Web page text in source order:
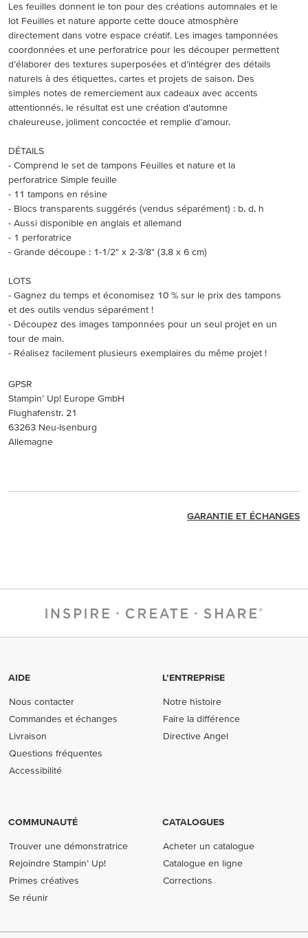
Les feuilles donnent le ton pour des créations automnales et le
lot Feuilles et nature apporte cette douce atmosphère
directement dans votre espace créatif. Les images tamponnées
coordonnées et une perforatrice pour les découper permettent
d’élaborer des textures superposées et d’intégrer des détails
naturels à des étiquettes, cartes et projets de saison. Des
simples notes de remerciement aux cadeaux avec accents
attentionnés, le résultat est une création d’automne
chaleureuse, joliment concoctée et remplie d’amour.
DÉTAILS
- Comprend le set de tampons Feuilles et nature et la
perforatrice Simple feuille
- 11 tampons en résine
- Blocs transparents suggérés (vendus séparément) : b, d, h
- Aussi disponible en anglais et allemand
- 1 perforatrice
- Grande découpe : 1-1/2" x 2-3/8" (3,8 x 6 cm)
LOTS
- Gagnez du temps et économisez 10 % sur le prix des tampons
et des outils vendus séparément !
- Découpez des images tamponnées pour un seul projet en un
tour de main.
- Réalisez facilement plusieurs exemplaires du même projet !
GPSR
Stampin’ Up! Europe GmbH
Flughafenstr. 21
63263 Neu-Isenburg
Allemagne
GARANTIE ET ÉCHANGES
AIDE
Nous contacter
Commandes et échanges
Livraison
Questions fréquentes
Accessibilité
L’ENTREPRISE
Notre histoire
Faire la différence
Directive Angel
COMMUNAUTÉ
Trouver une démonstratrice
Rejoindre Stampin’ Up!
Primes créatives
Se réunir
CATALOGUES
Acheter un catalogue
Catalogue en ligne
Corrections